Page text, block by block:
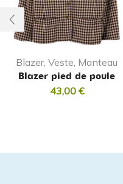
Blazer, Veste, Manteau
Blazer pied de poule
43,00 €